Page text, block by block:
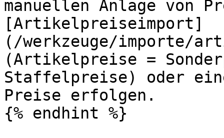
manuellen Anlage von
[Artikelpreiseimport]
(/werkzeuge/importe/
(Artikelpreise =
Staffelpreise) oder
Preise erfolgen.
{% endhint %}